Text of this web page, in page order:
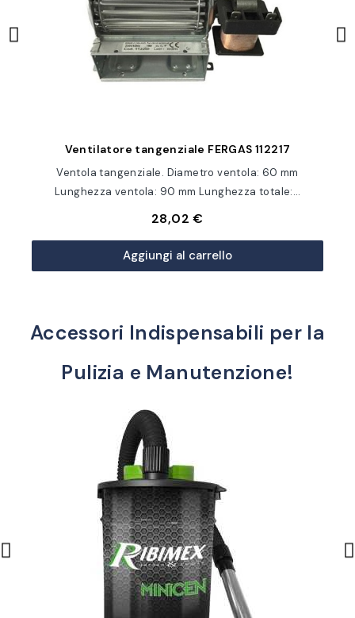
Anteprima
Ventilatore tangenziale FERGAS 112217
Ventola tangenziale. Diametro ventola: 60 mm
Lunghezza ventola: 90 mm Lunghezza totale:…
28,02 €
Aggiungi al carrello
Accessori Indispensabili per la
Pulizia e Manutenzione!